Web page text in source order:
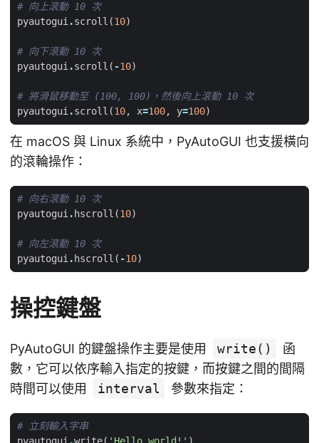
# 向上滾動 10 次
pyautogui.scroll (10)
# 向下滾動 10 次
pyautogui.scroll ( -10)
# 將滑鼠移動至 (100, 100)，然後向上滾動 10 次
pyautogui.scroll (10, x=100, y=100)
在 macOS 與 Linux 系統中，PyAutoGUI 也支援橫向
的滾輪操作：
# 向右滾動 10 次
pyautogui. hscroll (10)
# 向左滾動 10 次
pyautogui. hscroll ( -10)
操控鍵盤
PyAutoGUI 的鍵盤操作主要是使用 write()
函
數，它可以依序輸入指定的按鍵，而按鍵之間的間隔
時間可以使用
interval 參數來指定：
# 立刻輸入字串